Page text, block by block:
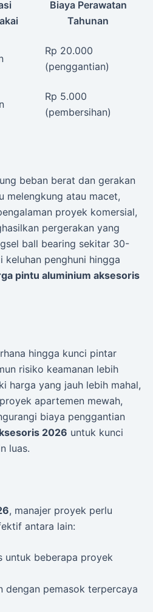
Biaya Perawatan
Tahunan
Rp 20.000
(penggantian)
Rp 5.000
(pembersihan)
beban berat dan gerakan
melengkung atau macet,
proyek komersial,
pergerakan yang
ball bearing sekitar 30-
keluhan penghuni hingga
pintu aluminium aksesoris
hingga kunci pintar
risiko keamanan lebih
harga yang jauh lebih mahal,
apartemen mewah,
biaya penggantian
2026 untuk kunci
luas.
, manajer proyek perlu
antara lain:
untuk beberapa proyek
dengan pemasok terpercaya